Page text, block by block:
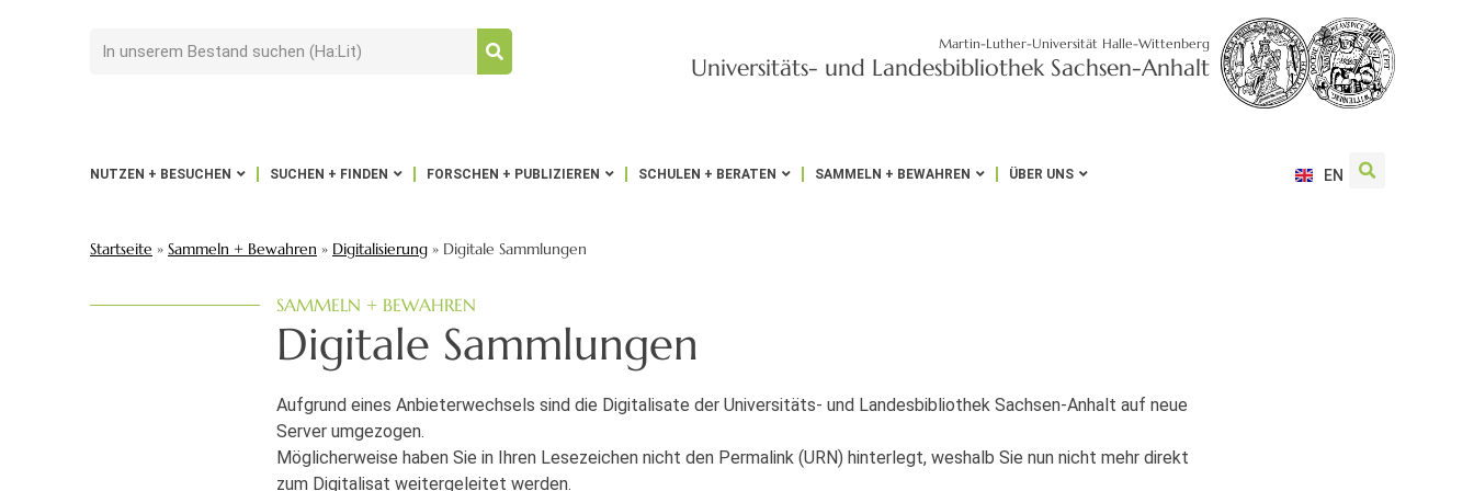
Martin-Luther-Universität Halle-Wittenberg
Universitäts- und Landesbibliothek Sachsen-Anhalt
NUTZEN + BESUCHEN SUCHEN + FINDEN FORSCHEN + PUBLIZIEREN SCHULEN + BERATEN SAMMELN + BEWAHREN ÜBER UNS EN
Startseite » Sammeln + Bewahren » Digitalisierung » Digitale Sammlungen
SAMMELN + BEWAHREN
Digitale Sammlungen
Aufgrund eines Anbieterwechsels sind die Digitalisate der Universitäts- und Landesbibliothek Sachsen-Anhalt auf neue
Server umgezogen.
Möglicherweise haben Sie in Ihren Lesezeichen nicht den Permalink (URN) hinterlegt, weshalb Sie nun nicht mehr direkt
zum Digitalisat weitergeleitet werden.